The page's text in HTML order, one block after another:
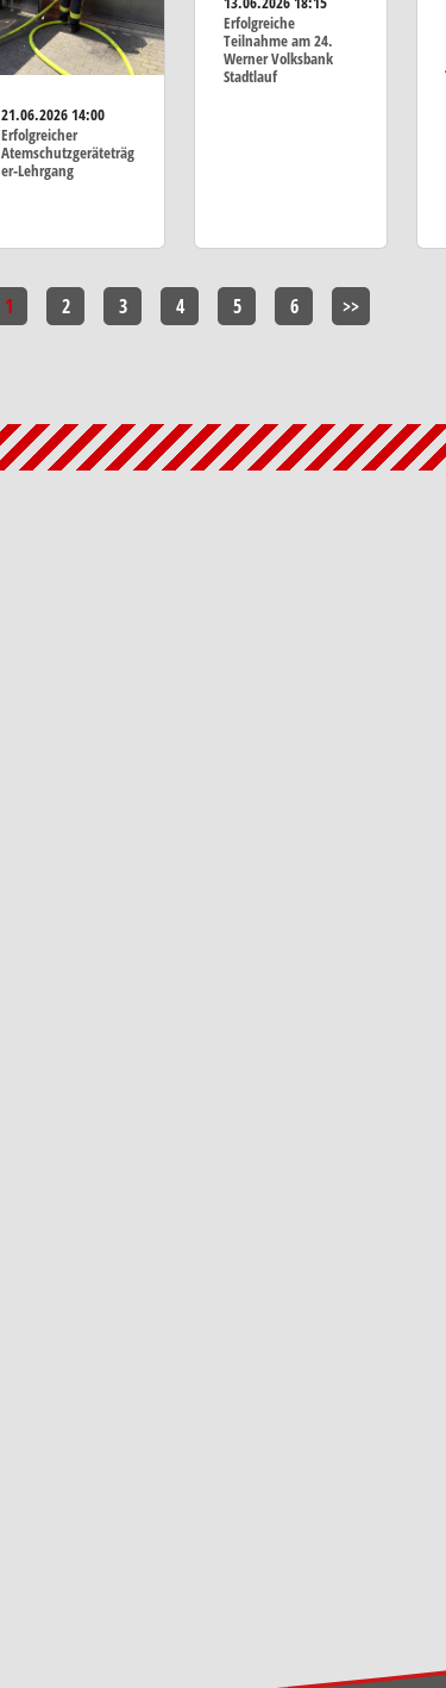
21.06.202614:00
Erfolgreicher
Atemschutzgeräteträg
er-Lehrgang
Erfolgreiche
Teilnahme am 24.
Werner Volksbank
Stadtlauf
1 2 3 4 5 6 >>